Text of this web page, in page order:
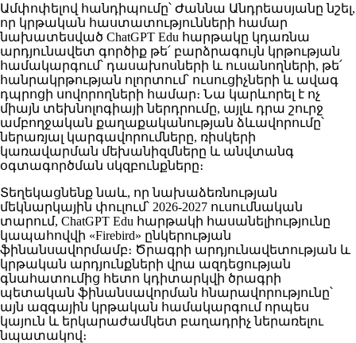
Ամփոփելով հանդիպումը՝ Ժաննա Անդրեասյանը նշել,
որ կրթական հաստատությունների համար
նախատեսված ChatGPT Edu հարթակը կդառնա
արդյունավետ գործիք թե՛ բարձրագույն կրթության
համակարգում՝ դասախոսների և ուսանողների, թե՛
հանրակրթության ոլորտում՝ ուսուցիչների և ավագ
դպրոցի սովորողների համար։ Նա կարևորել է ոչ
միայն տեխնոլոգիայի ներդրումը, այլև դրա շուրջ
ամբողջական քաղաքականության ձևավորումը՝
ներառյալ կարգավորումները, ռիսկերի
կառավարման մեխանիզմները և անվտանգ
օգտագործման սկզբունքները։
Տեղեկացնենք նաև, որ նախաձեռնության
մեկնարկային փուլում՝ 2026-2027 ուսումնական
տարում, ChatGPT Edu հարթակի հասանելիությունը
կապահովվի «Firebird» ընկերության
ֆինանսավորմամբ։ Ծրագրի արդյունավետության և
կրթական արդյունքների վրա ազդեցության
գնահատումից հետո կդիտարկվի ծրագրի
պետական ֆինանսավորման հնարավորությունը՝
այն ազգային կրթական համակարգում որպես
կայուն և երկարաժամկետ բաղադրիչ ներառելու
նպատակով։